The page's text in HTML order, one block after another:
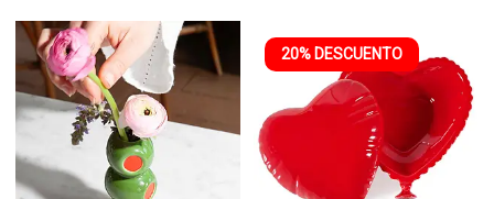
20% DESCUENTO